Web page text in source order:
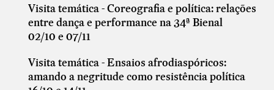
Visita temática - Coreografia e política: relações
entre dança e performance na 34ª Bienal
02/10 e 07/11
Visita temática - Ensaios afrodiaspóricos:
amando a negritude como resistência política